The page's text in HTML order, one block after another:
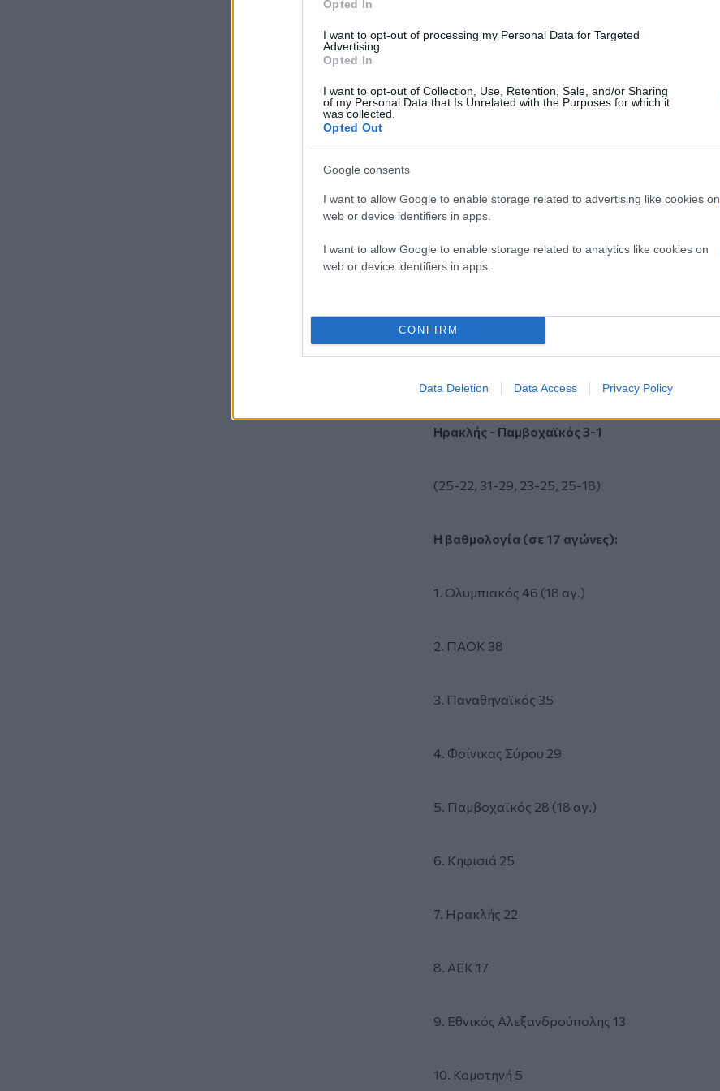
Opted In
I want to opt-out of processing my Personal Data for Targeted
Advertising.
Opted In
I want to opt-out of Collection, Use, Retention, Sale, and/or Sharing
of my Personal Data that Is Unrelated with the Purposes for which it
was collected.
Opted Out
Google consents
I want to allow Google to enable storage related to advertising like cookies on
web or device identifiers in apps.
I want to allow Google to enable storage related to analytics like cookies on
web or device identifiers in apps.
CONFIRM
Data Deletion Data Access Privacy Policy
ΑΕΚ - Κηφισιά 1-3
(25-23, 19-25, 17-25, 23-25)
Παναθηναϊκός - Εθνικός Αλεξανδρούπολης 3-1
Ηρακλής - Παμβοχαϊκός 3-1
(25-22, 31-29, 23-25, 25-18)
Η βαθμολογία (σε 17 αγώνες):
1. Ολυμπιακός 46 (18 αγ.)
2. ΠΑΟΚ 38
3. Παναθηναϊκός 35
4. Φοίνικας Σύρου 29
5. Παμβοχαϊκός 28 (18 αγ.)
6. Κηφισιά 25
7. Ηρακλής 22
8. ΑΕΚ 17
9. Εθνικός Αλεξανδρούπολης 13
10. Κομοτηνή 5